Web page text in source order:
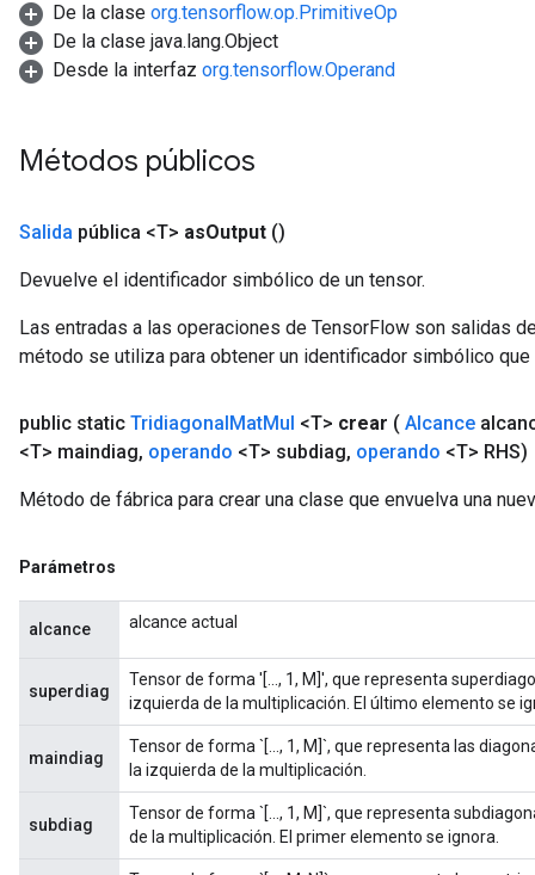
De la clase org.tensorflow.op.PrimitiveOp
De la clase java.lang.Object
Desde la interfaz org.tensorflow.Operand
Métodos públicos
Salida pública <T> asOutput ()
Devuelve el identificador simbólico de un tensor.
Las entradas a las operaciones de TensorFlow son salidas
método se utiliza para obtener un identificador simbólico
public static TridiagonalMatMul <T> crear ( Alcance
<T> maindiag, operando <T> subdiag, operando <T> RHS)
Método de fábrica para crear una clase que envuelva una
Parámetros
alcance alcance actual
superdiag
Tensor de forma '[..., 1, M]', que representa
izquierda de la multiplicación. El último elemento se
maindiag
Tensor de forma `[..., 1, M]`, que representa las
la izquierda de la multiplicación.
subdiag
Tensor de forma `[..., 1, M]`, que representa
de la multiplicación. El primer elemento se ignora.